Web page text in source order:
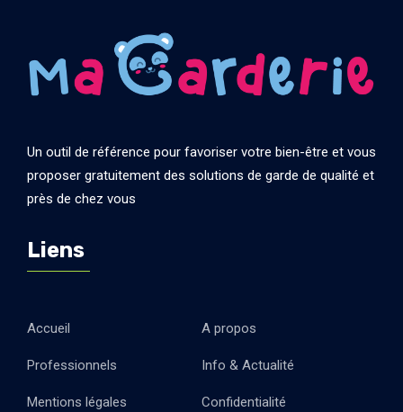
Un outil de référence pour favoriser votre bien-être et vous
proposer gratuitement des solutions de garde de qualité et
près de chez vous
Liens
Accueil A propos
Professionnels Info & Actualité
Mentions légales Confidentialité